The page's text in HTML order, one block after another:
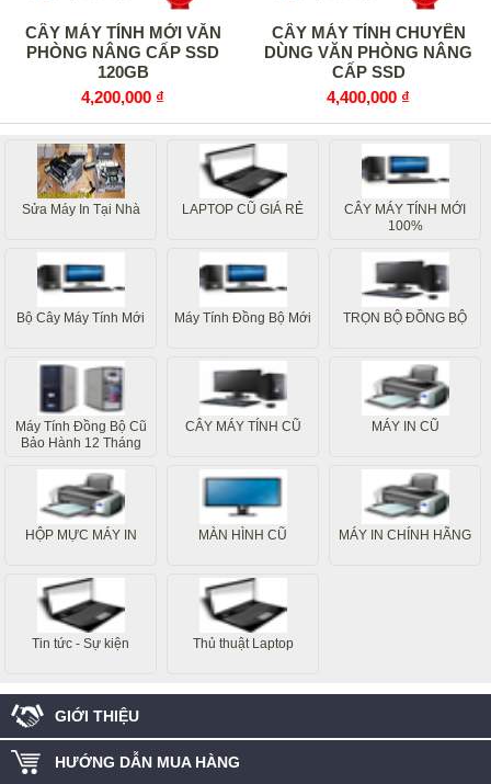
CÂY MÁY TÍNH MỚI VĂN
PHÒNG NÂNG CẤP SSD
120GB
4,200,000 ₫
CÂY MÁY TÍNH CHUYÊN
DÙNG VĂN PHÒNG NÂNG
CẤP SSD
4,400,000 ₫
Sửa Máy In Tại Nhà LAPTOP CŨ GIÁ RẺ
CÂY MÁY TÍNH MỚI
100%
Bộ Cây Máy Tính Mới Máy Tính Đồng Bộ Mới TRỌN BỘ ĐỒNG BỘ
Máy Tính Đồng Bộ Cũ
Bảo Hành 12 Tháng
CÂY MÁY TÍNH CŨ MÁY IN CŨ
HỘP MỰC MÁY IN MÀN HÌNH CŨ MÁY IN CHÍNH HÃNG
Tin tức - Sự kiện Thủ thuật Laptop
GIỚI THIỆU
HƯỚNG DẪN MUA HÀNG